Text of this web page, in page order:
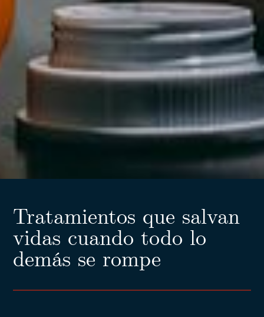
Tratamientos que salvan
vidas cuando todo lo
demás se rompe